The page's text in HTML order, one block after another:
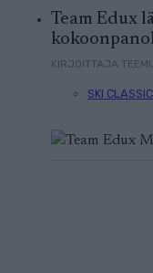
Team Edux
KIRJOITTAJA
SKI